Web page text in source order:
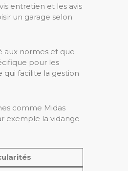
entretien et les avis
un garage selon
aux normes et que
pour les
qui facilite la gestion
comme Midas
exemple la vidange